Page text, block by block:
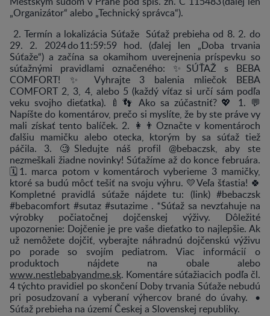
„Organizátor“ alebo „Technický správca“).
2. Termín a lokalizácia Súťaže Súťaž prebieha od 8. 2. do
29. 2. 2024 do 11:59:59 hod. (ďalej len „Doba trvania
Súťaže“) a začína sa okamihom uverejnenia príspevku so
súťažnými pravidlami označeného: ✨SÚŤAŽ s BEBA
COMFORT! ✨ Vyhrajte 3 balenia mliečok BEBA
COMFORT 2, 3, 4, alebo 5 (každý víťaz si určí sám podľa
veku svojho dieťatka). 🍼👣 Ako sa zúčastniť? 💖 1. 💬
Napíšte do komentárov, prečo si myslíte, že by ste práve vy
mali získať tento balíček. 2. 👩👨Označte v komentároch
ďalšiu mamičku alebo otecka, ktorým by sa súťaž tiež
páčila. 3. 🧐Sledujte náš profil @bebaczsk, aby ste
nezmeškali žiadne novinky! Súťažíme až do konce februára.
🗓️1. marca potom v komentároch vyberieme 3 mamičky,
ktoré sa budú môcť tešiť na svoju výhru. 💛Veľa šťastia! 🍀
Kompletné pravidlá súťaže nájdete tu: (link) #bebaczsk
#bebacomfort #sutaz #sutazime . *Súťaž sa nevzťahuje na
výrobky počiatočnej dojčenskej výživy. Dôležité
upozornenie: Dojčenie je pre vaše dieťatko to najlepšie. Ak
už nemôžete dojčiť, vyberajte náhradnú dojčenskú výživu
po porade so svojím pediatrom. Viac informácií o
produktoch nájdete na obale alebo
www.nestlebabyandme.sk. Komentáre súťažiacich podľa čl.
4 týchto pravidiel po skončení Doby trvania Súťaže nebudú
pri posudzovaní a vyberaní výhercov brané do úvahy. •
Súťaž prebieha na území Českej a Slovenskej republiky.